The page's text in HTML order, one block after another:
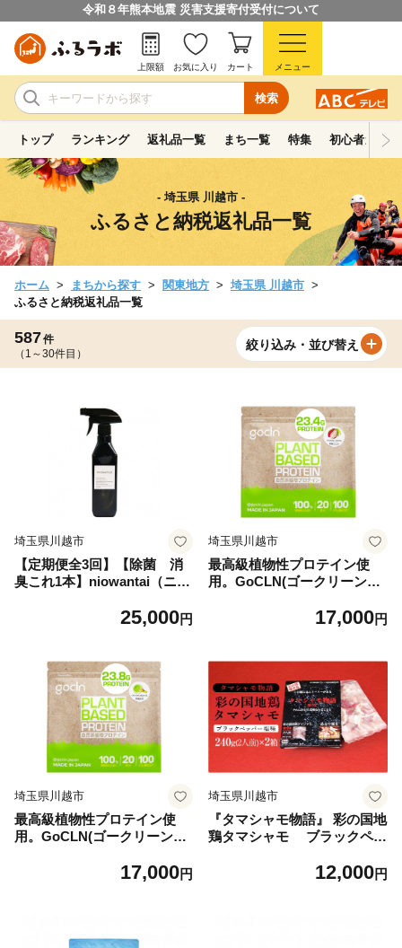
令和８年熊本地震 災害支援寄付受付について
検索
上限額 お気に入り カート メニュー
トップ ランキング 返礼品一覧 まち一覧 特集 初心者ガイド
- 埼玉県 川越市 -
ふるさと納税返礼品一覧
ホーム まちから探す 関東地方
埼玉県 川越市
ふるさと納税返礼品一覧
587件
（1～30件目）
絞り込み・並び替え
埼玉県川越市
【定期便全3回】【除菌 消
臭これ1本】niowantai（ニオ
ール消臭剤 部屋用 消臭ス
25,000円
埼玉県川越市
最高級植物性プロテイン使
用。GoCLN(ゴークリーン）
17,000円
埼玉県川越市
最高級植物性プロテイン使
用。GoCLN(ゴークリーン）
17,000円
埼玉県川越市
『タマシャモ物語』 彩の国地
鶏タマシャモ ブラックペッ
12,000円